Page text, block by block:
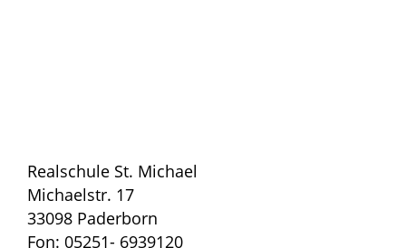
Realschule St. Michael
Michaelstr. 17
33098 Paderborn
Fon: 05251- 6939120